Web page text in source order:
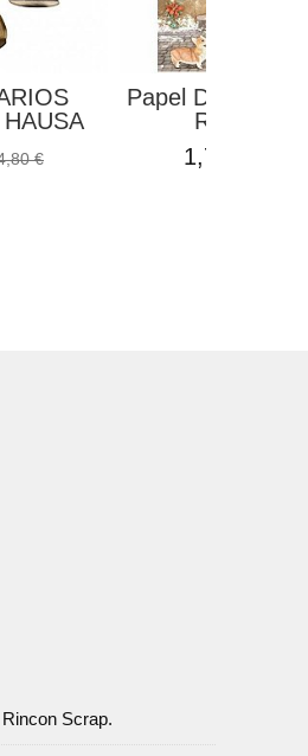
€
Papel De Arroz
Roja All...
1,75 €
Scrap.